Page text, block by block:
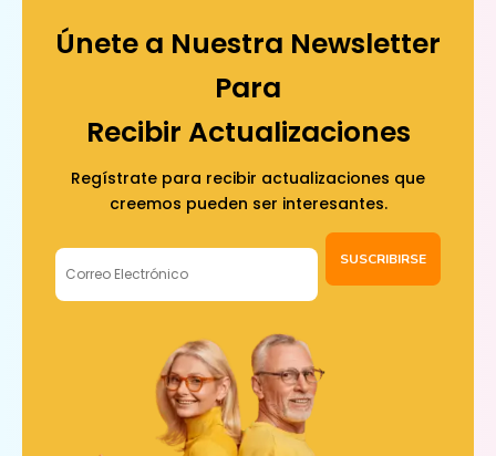
Únete a Nuestra Newsletter
Para
Recibir Actualizaciones
Regístrate para recibir actualizaciones que
creemos pueden ser interesantes.
SUSCRIBIRSE